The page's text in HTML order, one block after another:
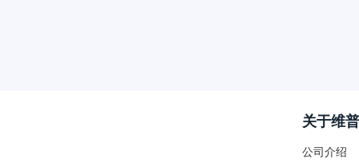
关于维普
公司介绍